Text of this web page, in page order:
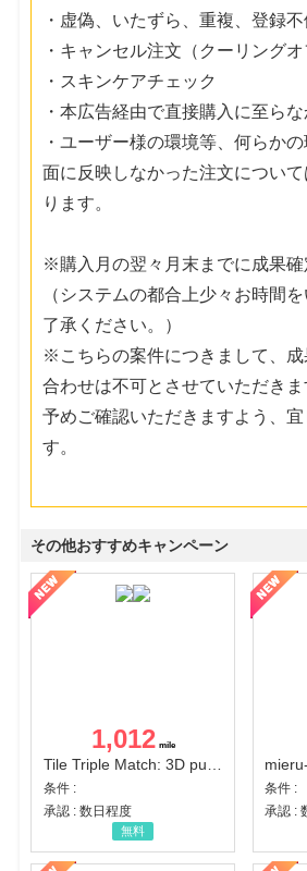
・虚偽、いたずら、重複、登録
・キャンセル注文（クーリングオ
・スキンケアチェック
・本広告経由で直接購入に至ら
・ユーザー様の環境等、何らか
面に反映しなかった注文につい
ります。
※購入月の翌々月末までに成果確
（システムの都合上少々お時間
了承ください。）
※こちらの案件につきまして、
合わせは不可とさせていただきま
予めご確認いただきますよう、
す。
その他おすすめキャンペーン
1,012
Tile Triple Match: 3D puzzle
条件 :
承認 : 数日程度
無料
条件 :
承認 :